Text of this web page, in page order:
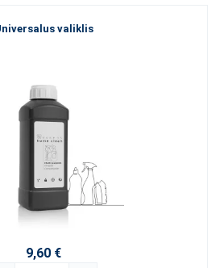
valiklis
9,60 €